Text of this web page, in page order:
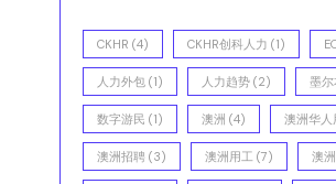
CKHR (4) CKHR创科人力 (1)
人力外包 (1) 人力趋势 (2) 墨
数字游民 (1) 澳洲 (4) 澳洲华人
澳洲招聘 (3) 澳洲用工 (7) 澳